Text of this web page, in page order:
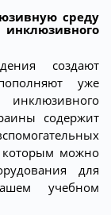
среду
создают
уже
содержит
которым можно
для
учебном